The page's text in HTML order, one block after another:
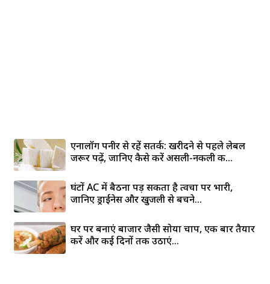
एनालॉग पनीर से रहें सतर्क: खरीदने से पहले लेबल
जरूर पढ़ें, जानिए कैसे करें असली-नकली की...
घंटों AC में बैठना पड़ सकता है त्वचा पर भारी,
जानिए ड्राईनेस और खुजली से बचने...
घर पर बनाएं बाजार जैसी सोया चाप, एक बार तैयार
करें और कई दिनों तक उठाएं...